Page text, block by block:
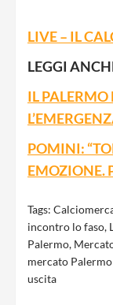
LIVE – IL
LEGGI
IL PALERMO
POMINI:
EMOZIONE.
Tags:
incontro lo faso,
Palermo,
mercato Palermo
uscita